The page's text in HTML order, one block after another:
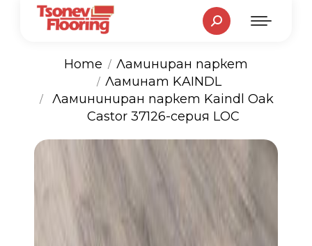
Search:
You are here:
Home
Ламиниран паркет
Ламинат KAINDL
Ламининиран паркет Kaindl Oak
Castor 37126-серия LOC